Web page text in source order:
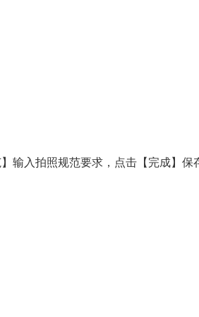
输入拍照规范要求，点击【完成】保